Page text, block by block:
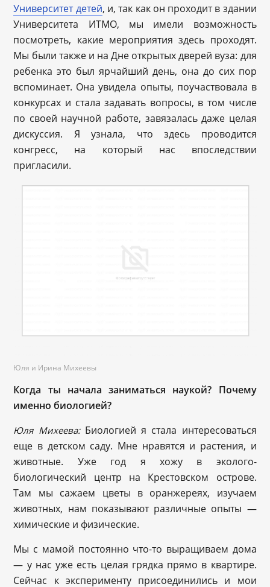
Университет детей, и, так как он проходит в здании
Университета ИТМО, мы имели возможность
посмотреть, какие мероприятия здесь проходят.
Мы были также и на Дне открытых дверей вуза: для
ребенка это был ярчайший день, она до сих пор
вспоминает. Она увидела опыты, поучаствовала в
конкурсах и стала задавать вопросы, в том числе
по своей научной работе, завязалась даже целая
дискуссия. Я узнала, что здесь проводится
конгресс, на который нас впоследствии
пригласили.
Юля и Ирина Михеевы
Когда ты начала заниматься наукой? Почему
именно биологией?
Юля Михеева:Биологией я стала интересоваться
еще в детском саду. Мне нравятся и растения, и
животные. Уже год я хожу в эколого-
биологический центр на Крестовском острове.
Там мы сажаем цветы в оранжереях, изучаем
животных, нам показывают различные опыты —
химические и физические.
Мы с мамой постоянно что-то выращиваем дома
— у нас уже есть целая грядка прямо в квартире.
Сейчас к эксперименту присоединились и мои